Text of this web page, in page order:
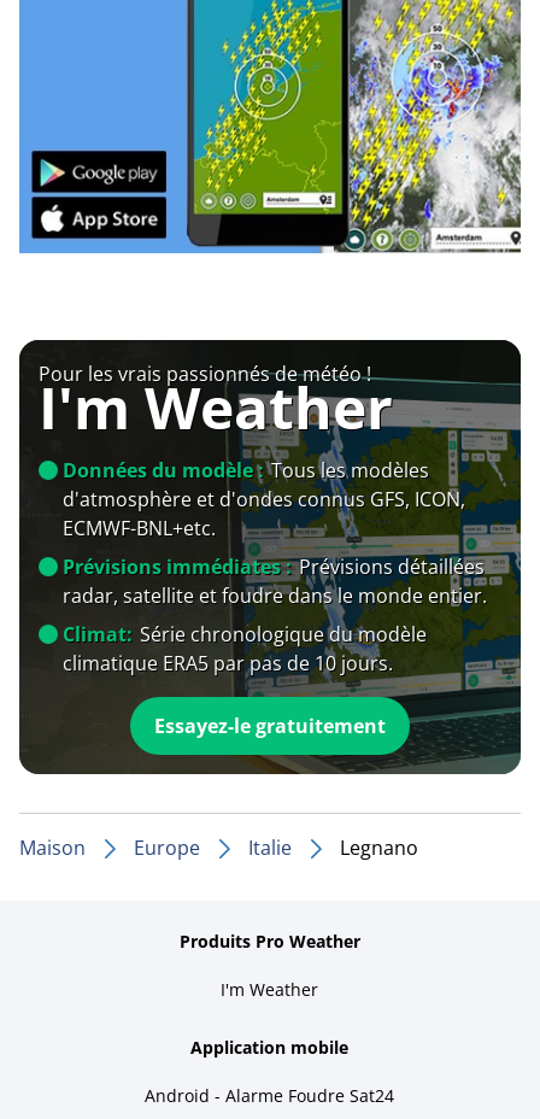
Pour les vrais passionnés de météo !
I'm Weather
Données du modèle : Tous les modèles
d'atmosphère et d'ondes connus GFS, ICON,
ECMWF-BNL+etc.
Prévisions immédiates : Prévisions détaillées
radar, satellite et foudre dans le monde entier.
Climat: Série chronologique du modèle
climatique ERA5 par pas de 10 jours.
Essayez-le gratuitement
Maison Europe Italie Legnano
Produits Pro Weather
I'm Weather
Application mobile
Android - Alarme Foudre Sat24